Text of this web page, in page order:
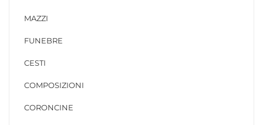
MAZZI
FUNEBRE
CESTI
COMPOSIZIONI
CORONCINE